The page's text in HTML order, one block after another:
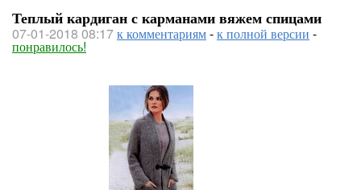
Теплый кардиган с карманами вяжем спицами
07-01-2018 08:17к комментариям-к полной версии -
понравилось!